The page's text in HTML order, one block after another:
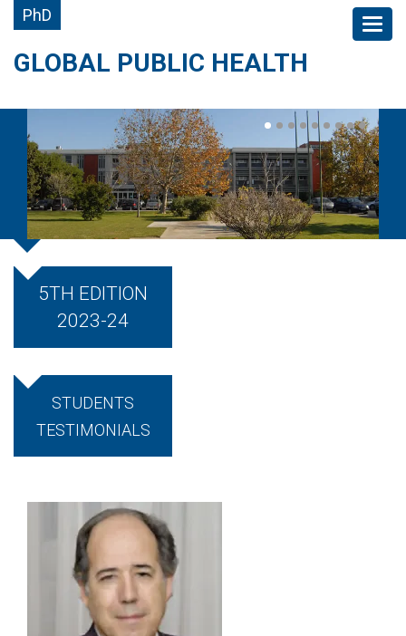
PhD
GLOBAL PUBLIC HEALTH
5TH EDITION
2023-24
STUDENTS
TESTIMONIALS